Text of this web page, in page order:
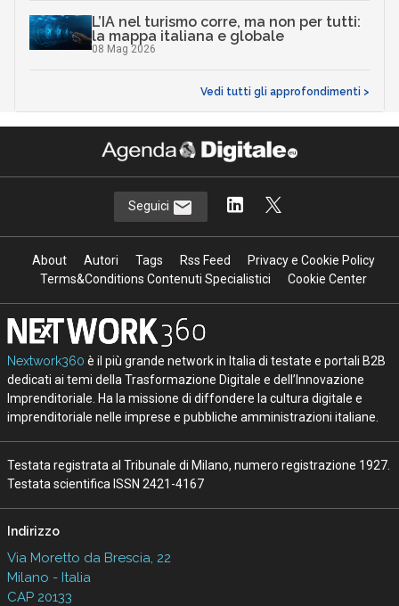
L’IA nel turismo corre, ma non per tutti:
la mappa italiana e globale
08 Mag 2026
Vedi tutti gli approfondimenti >
Seguici
About Autori Tags Rss Feed
Privacy e Cookie Policy
Terms&Conditions Contenuti Specialistici
Cookie Center
Nextwork360 è il più grande network in Italia di testate e portali B2B
dedicati ai temi della Trasformazione Digitale e dell’Innovazione
Imprenditoriale. Ha la missione di diffondere la cultura digitale e
imprenditoriale nelle imprese e pubbliche amministrazioni italiane.
Testata registrata al Tribunale di Milano, numero registrazione 1927.
Testata scientifica ISSN 2421-4167
Indirizzo
Via Moretto da Brescia, 22
Milano - Italia
CAP 20133